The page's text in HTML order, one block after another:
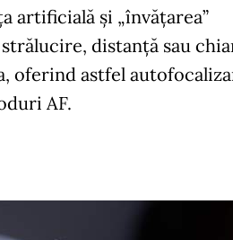
artificială și „învățarea”
distanță sau
oferind astfel
AF.